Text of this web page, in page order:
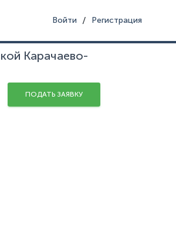
Войти / Регистрация
Карачаево-
ПОДАТЬ ЗАЯВКУ